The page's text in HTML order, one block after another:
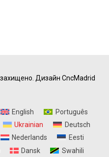
Дизайн CncMadrid
English
Português
Ukrainian
Deutsch
Nederlands
Eesti
Dansk Swahili